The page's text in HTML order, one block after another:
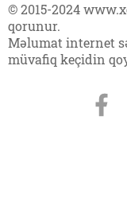
© 2015-2024
qorunur.
Məlumat internet
müvafiq keçidin